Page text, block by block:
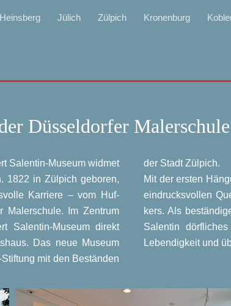
Heinsberg Jülich Zülpich Kronenburg
Düsseldorfer Malerschule
Salen­tin-Muse­um wid­met
1822 in Zül­pich gebo­ren,
Kar­rie­re – vom Huf­
Maler­schu­le. Im Zen­trum
Salen­tin-Muse­um direkt
Das neue Muse­um
mit den Bestän­den
der Stadt Zül­pich.
Mit der ers­ten
ein­drucks­vol­len
kers. Als
Salen­tin
Leben­dig­keit und